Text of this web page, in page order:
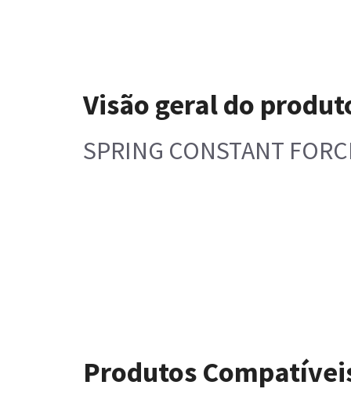
Visão geral do
SPRING CONSTANT
Produtos